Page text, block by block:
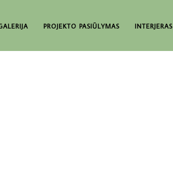
PROJEKTO PASIŪLYMAS INTERJERAS